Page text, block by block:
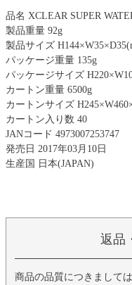
品名 XCLEAR SUPER
製品重量 92g
製品サイズ
パッケージ重量 135g
パッケージサイズ
カートン重量 6500g
カートンサイズ
カートン入り数 40
JANコード 4973007253747
発売日 2017年03月10日
生産国 日本(JAPAN)
返品
商品の品質につきまして